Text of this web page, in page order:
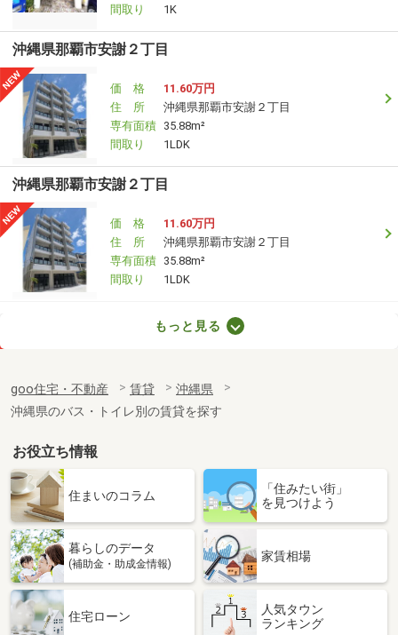
間取り
1K
沖縄県那覇市安謝２丁目
価 格
11.60万円
住 所
沖縄県那覇市安謝２丁目
専有面積 35.88m²
間取り
1LDK
沖縄県那覇市安謝２丁目
価 格
11.60万円
住 所
沖縄県那覇市安謝２丁目
専有面積 35.88m²
間取り
1LDK
専有面積
25.2m²
間取り
1K
沖縄県那覇市安謝２丁目
価 格
11.60万円
沖縄県那覇市安謝２丁目
専有面積 35.88m²
間取り
沖縄県那覇市安謝２丁目
11.50万円
もっと見る
goo住宅・不動産 賃貸
沖縄県
沖縄県のバス・トイレ別の賃貸を探す
お役立ち情報
住まいのコラム
「住みたい街」
を見つけよう
暮らしのデータ
(補助金・助成金情報)
家賃相場
住宅ローン
人気タウン
ランキング